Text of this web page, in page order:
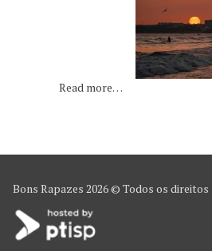
Read more…
Bons Rapazes 2026 © Todos os direitos